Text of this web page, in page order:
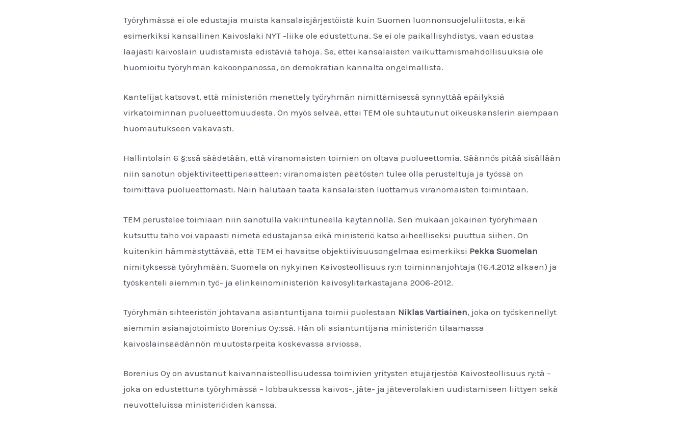
Työryhmässä ei ole edustajia muista kansalaisjärjestöistä kuin Suomen luonnonsuojeluliitosta, eikä
esimerkiksi kansallinen Kaivoslaki NYT -liike ole edustettuna. Se ei ole paikallisyhdistys, vaan edustaa
laajasti kaivoslain uudistamista edistäviä tahoja. Se, ettei kansalaisten vaikuttamismahdollisuuksia ole
huomioitu työryhmän kokoonpanossa, on demokratian kannalta ongelmallista.
Kantelijat katsovat, että ministeriön menettely työryhmän nimittämisessä synnyttää epäilyksiä
virkatoiminnan puolueettomuudesta. On myös selvää, ettei TEM ole suhtautunut oikeuskanslerin aiempaan
huomautukseen vakavasti.
Hallintolain 6 §:ssä säädetään, että viranomaisten toimien on oltava puolueettomia. Säännös pitää sisällään
niin sanotun objektiviteettiperiaatteen: viranomaisten päätösten tulee olla perusteltuja ja työssä on
toimittava puolueettomasti. Näin halutaan taata kansalaisten luottamus viranomaisten toimintaan.
TEM perustelee toimiaan niin sanotulla vakiintuneella käytännöllä. Sen mukaan jokainen työryhmään
kutsuttu taho voi vapaasti nimetä edustajansa eikä ministeriö katso aiheelliseksi puuttua siihen. On
kuitenkin hämmästyttävää, että TEM ei havaitse objektiivisuusongelmaa esimerkiksi Pekka Suomelan
nimityksessä työryhmään. Suomela on nykyinen Kaivosteollisuus ry:n toiminnanjohtaja (16.4.2012 alkaen) ja
työskenteli aiemmin työ- ja elinkeinoministeriön kaivosylitarkastajana 2006-2012.
Työryhmän sihteeristön johtavana asiantuntijana toimii puolestaan Niklas Vartiainen, joka on työskennellyt
aiemmin asianajotoimisto Borenius Oy:ssä. Hän oli asiantuntijana ministeriön tilaamassa
kaivoslainsäädännön muutostarpeita koskevassa arviossa.
Borenius Oy on avustanut kaivannaisteollisuudessa toimivien yritysten etujärjestöä Kaivosteollisuus ry:tä –
joka on edustettuna työryhmässä – lobbauksessa kaivos-, jäte- ja jäteverolakien uudistamiseen liittyen sekä
neuvotteluissa ministeriöiden kanssa.